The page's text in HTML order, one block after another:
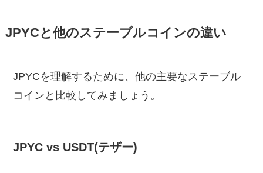
JPYCと他のステーブルコインの違い
JPYCを理解するために、他の主要なステーブル
コインと比較してみましょう。
JPYC vs USDT(テザー)